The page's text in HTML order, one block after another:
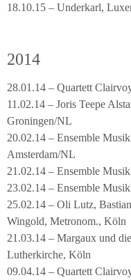
18.10.15 – Underkarl,
2014
28.01.14 – Quartett
11.02.14 – Joris Teepe
Groningen/NL
20.02.14 – Ensemble
Amsterdam/NL
21.02.14 – Ensemble
23.02.14 – Ensemble
25.02.14 – Oli Lutz,
Wingold, Metronom., Köln
21.03.14 – Margaux und
Lutherkirche, Köln
09.04.14 – Quartett